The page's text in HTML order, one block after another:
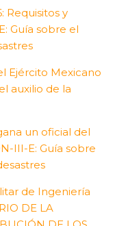
Requisitos y
Guía sobre el
Ejército Mexicano
auxilio de la
un oficial del
III-E: Guía sobre
de Ingeniería
DE LA